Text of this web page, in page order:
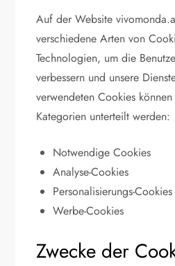
Auf der Website
verschiedene Arten von
Technologien, um die
verbessern und unsere
verwendeten Cookies
Kategorien unterteilt werden:
Notwendige Cookies
Analyse-Cookies
Personalisierungs-Cookies
Werbe-Cookies
Zwecke der